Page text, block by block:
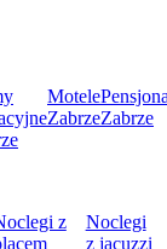
Motele
ZabrzeZabrze
z
Noclegi
z jacuzzi